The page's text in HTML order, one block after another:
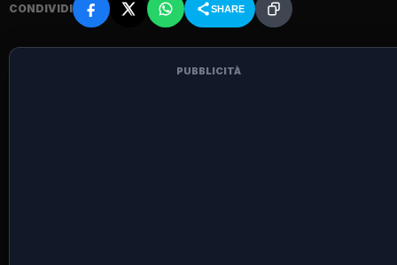
CONDIVIDI SHARE
PUBBLICITÀ